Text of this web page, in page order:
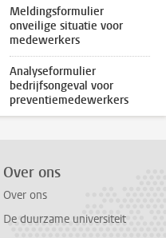
Meldingsformulier
onveilige situatie voor
medewerkers
Analyseformulier
bedrijfsongeval voor
preventiemedewerkers
Over ons
Over ons
De duurzame universiteit